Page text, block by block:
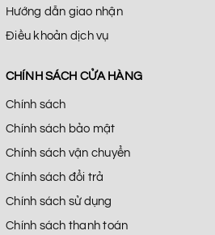
Hướng dẫn giao nhận
Điều khoản dịch vụ
CHÍNH SÁCH CỬA HÀNG
Chính sách
Chính sách bảo mật
Chính sách vận chuyển
Chính sách đổi trả
Chính sách sử dụng
Chính sách thanh toán